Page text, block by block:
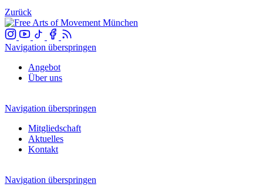
Zurück
Navigation überspringen
Angebot
Über uns
Navigation überspringen
Mitgliedschaft
Aktuelles
Kontakt
Navigation überspringen